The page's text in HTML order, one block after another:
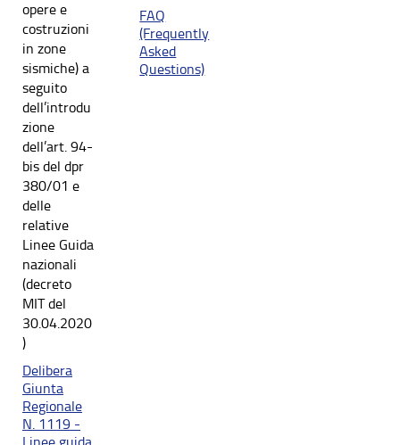
opere e
costruzioni
in zone
sismiche) a
seguito
dell’introdu
zione
dell’art. 94-
bis del dpr
380/01 e
delle
relative
Linee Guida
nazionali
(decreto
MIT del
30.04.2020
)
Delibera
Giunta
Regionale
N. 1119 -
FAQ
(Frequently
Asked
Questions)